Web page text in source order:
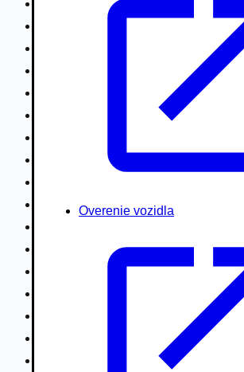
Overenie vozidla
Nákladné vozidlá nad 7,5t
Vodné/Snežné skútre, štvorkolky
Poľnohospodárske vozidlá / stroje
Hydraulické ruky autožeriavy
Špeciály/nosiče kontajnerov
Návesy/prívesy nadstavby
Lode/člny, lietadlá/vznášadlá
Príslušenstvo, Oblečenie